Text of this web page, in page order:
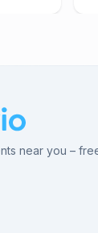
near you –